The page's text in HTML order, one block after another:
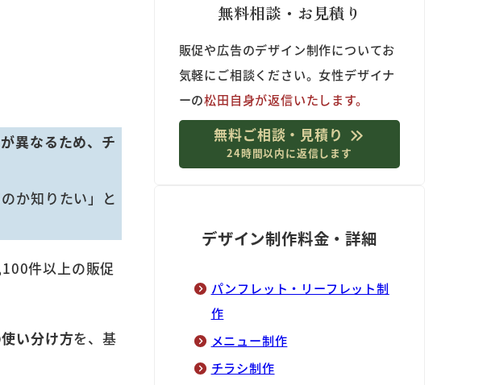
異なるため、チ
か知りたい」と
件以上の販促
い分け方を、基
無料相談・お見積り
販促や広告のデザイン制作についてお
気軽にご相談ください。女性デザイナ
ーの松田自身が返信いたします。
無料ご相談・見積り
24時間以内に返信します
デザイン制作料金・詳細
パンフレット・リーフレット制
作
メニュー制作
チラシ制作